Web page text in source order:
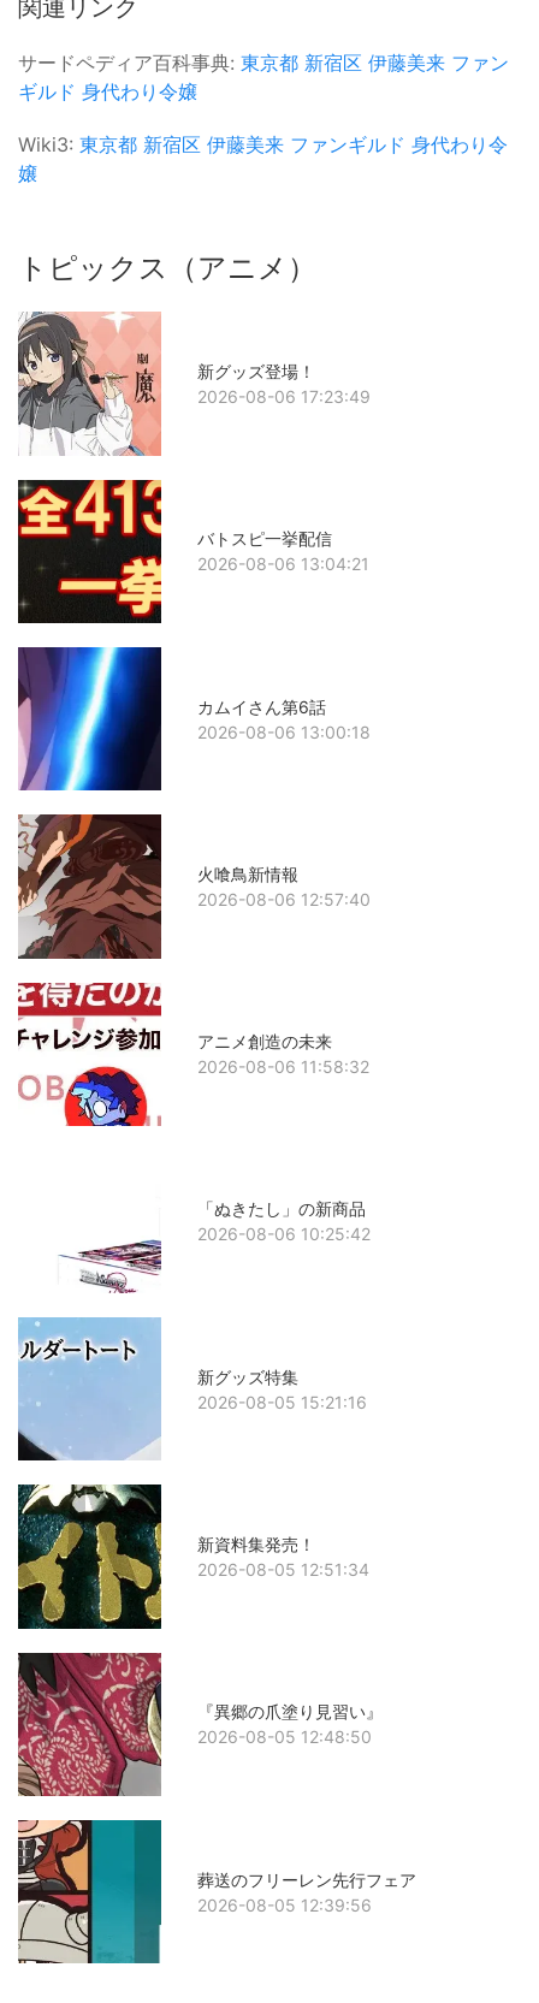
関連リンク
サードペディア百科事典: 東京都 新宿区 伊藤美来 ファン
ギルド 身代わり令嬢
Wiki3: 東京都 新宿区 伊藤美来 ファンギルド 身代わり令
嬢
トピックス（アニメ）
新グッズ登場！
2026-08-06 17:23:49
バトスピ一挙配信
2026-08-06 13:04:21
カムイさん第6話
2026-08-06 13:00:18
火喰鳥新情報
2026-08-06 12:57:40
アニメ創造の未来
2026-08-06 11:58:32
「ぬきたし」の新商品
2026-08-06 10:25:42
新グッズ特集
2026-08-05 15:21:16
新資料集発売！
2026-08-05 12:51:34
『異郷の爪塗り見習い』
2026-08-05 12:48:50
葬送のフリーレン先行フェア
2026-08-05 12:39:56